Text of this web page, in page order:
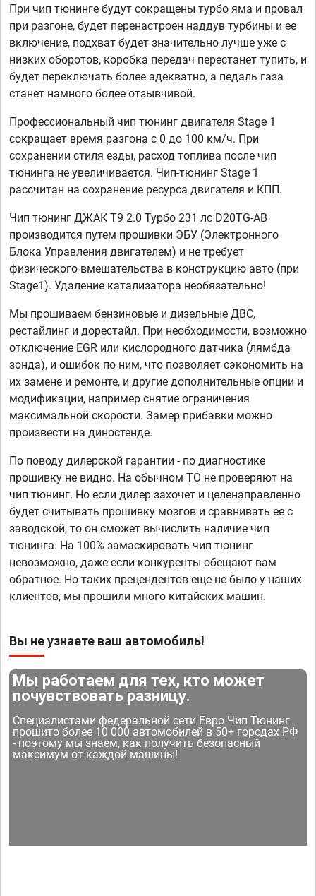
При чип тюнинге будут сокращены турбо яма и провал
при разгоне, будет перенастроен наддув турбины и ее
включение, подхват будет значительно лучше уже с
низких оборотов, коробка передач перестанет тупить, и
будет переключать более адекватно, а педаль газа
станет намного более отзывчивой.
Профессиональный чип тюнинг двигателя Stage 1
сокращает время разгона с 0 до 100 км/ч. При
сохранении стиля езды, расход топлива после чип
тюнинга не увеличивается. Чип-тюнинг Stage 1
рассчитан на сохранение ресурса двигателя и КПП.
Чип тюнинг ДЖАК Т9 2.0 Турбо 231 лс D20TG-AB
производится путем прошивки ЭБУ (Электронного
Блока Управления двигателем) и не требует
физического вмешательства в конструкцию авто (при
Stage1). Удаление катализатора необязательно!
Мы прошиваем бензиновые и дизельные ДВС,
рестайлинг и дорестайл. При необходимости, возможно
отключение EGR или кислородного датчика (лямбда
зонда), и ошибок по ним, что позволяет сэкономить на
их замене и ремонте, и другие дополнительные опции и
модификации, например снятие ограничения
максимальной скорости. Замер прибавки можно
произвести на диностенде.
По поводу дилерской гарантии - по диагностике
прошивку не видно. На обычном ТО не проверяют на
чип тюнинг. Но если дилер захочет и целенаправленно
будет считывать прошивку мозгов и сравнивать ее с
заводской, то он сможет вычислить наличие чип
тюнинга. На 100% замаскировать чип тюнинг
невозможно, даже если конкуренты обещают вам
обратное. Но таких прецендентов еще не было у наших
клиентов, мы прошили много китайских машин.
Вы не узнаете ваш автомобиль!
Мы работаем для тех, кто может
почувствовать разницу.
Специалистами федеральной сети Евро Чип Тюнинг
прошито более 10 000 автомобилей в 50+ городах РФ
- поэтому мы знаем, как получить безопасный
максимум от каждой машины!